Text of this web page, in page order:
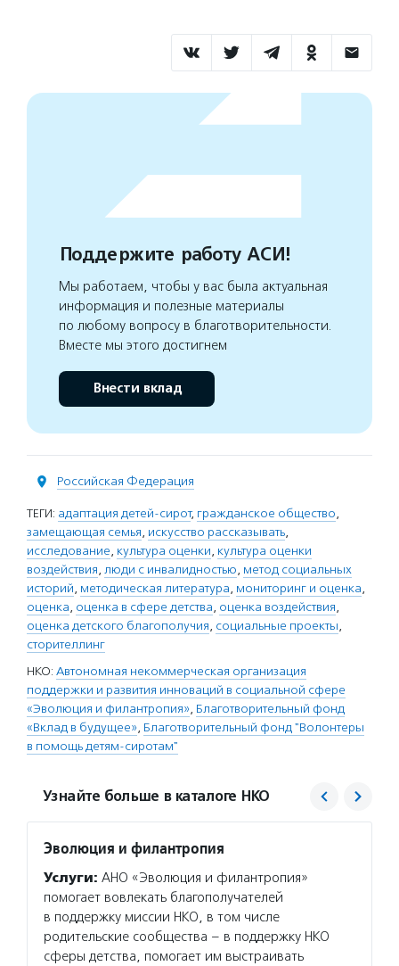
Поддержите работу АСИ!
Мы работаем, чтобы у вас была актуальная
информация и полезные материалы
по любому вопросу в благотворительности.
Вместе мы этого достигнем
Внести вклад
Российская Федерация
ТЕГИ: адаптация детей-сирот, гражданское общество,
замещающая семья, искусство рассказывать,
исследование, культура оценки, культура оценки
воздействия, люди с инвалидностью, метод социальных
историй, методическая литература, мониторинг и оценка,
оценка, оценка в сфере детства, оценка воздействия,
оценка детского благополучия, социальные проекты,
сторителлинг
НКО: Автономная некоммерческая организация
поддержки и развития инноваций в социальной сфере
«Эволюция и филантропия», Благотворительный фонд
«Вклад в будущее», Благотворительный фонд "Волонтеры
в помощь детям-сиротам"
Узнайте больше в каталоге НКО
Эволюция и филантропия
Услуги: АНО «Эволюция и филантропия»
помогает вовлекать благополучателей
в поддержку миссии НКО, в том числе
родительские сообщества – в поддержку НКО
сферы детства, помогает им выстраивать